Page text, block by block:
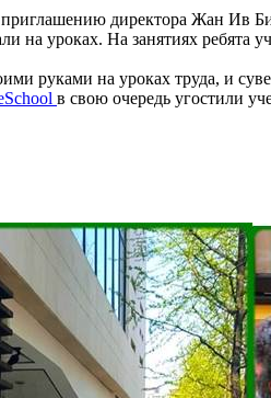
директора Жан Ив
на уроках. На занятиях ребята
руками на уроках труда, и
в свою очередь угостили